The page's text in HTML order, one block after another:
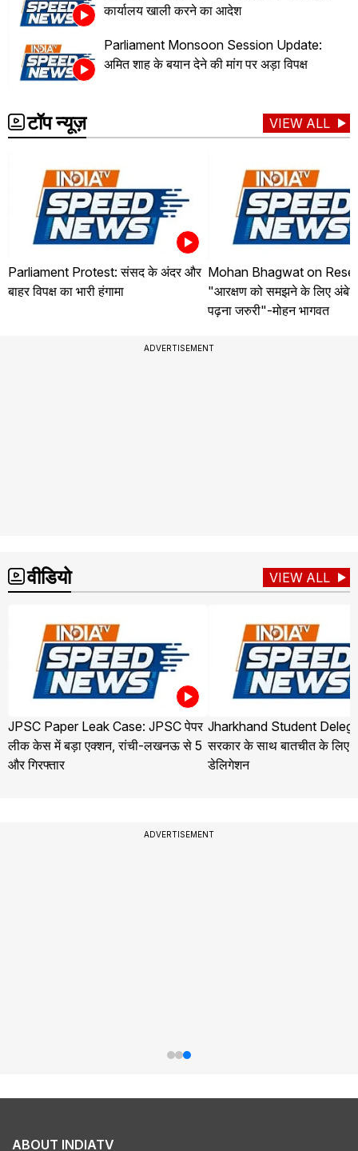
कार्यालय खाली करने का आदेश
Parliament Monsoon Session Update:
अमित शाह के बयान देने की मांग पर अड़ा विपक्ष
टॉप न्यूज़ VIEW ALL
Parliament Protest: संसद के अंदर और
बाहर विपक्ष का भारी हंगामा
Mohan Bhagwat on
"आरक्षण को समझने के लिए
पढ़ना जरुरी"-मोहन भागवत
ADVERTISEMENT
वीडियो VIEW ALL
JPSC Paper Leak Case: JPSC पेपर
लीक केस में बड़ा एक्शन, रांची-लखनऊ से 5
और गिरफ्तार
Jharkhand Student
सरकार के साथ बातचीत के लिए
डेलिगेशन
ADVERTISEMENT
ABOUT INDIATV